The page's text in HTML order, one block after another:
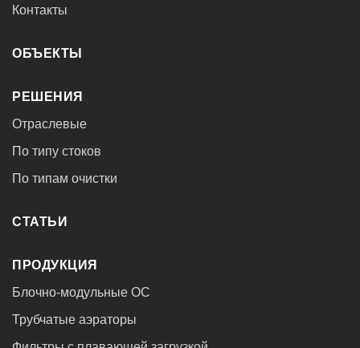
Контакты
ОБЪЕКТЫ
РЕШЕНИЯ
Отраслевые
По типу стоков
По типам очистки
СТАТЬИ
ПРОДУКЦИЯ
Блочно-модульные ОС
Трубчатые аэраторы